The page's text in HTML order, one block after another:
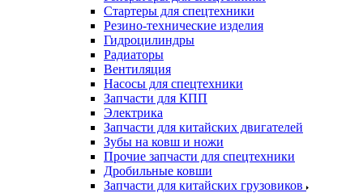
Стартеры для спецтехники
Резино-технические изделия
Гидроцилиндры
Радиаторы
Вентиляция
Насосы для спецтехники
Запчасти для КПП
Электрика
Запчасти для китайских двигателей
Зубы на ковш и ножи
Прочие запчасти для спецтехники
Дробильные ковши
Запчасти для китайских грузовиков